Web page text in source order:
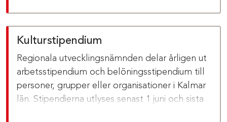
Kulturstipendium
Regionala utvecklingsnämnden delar årligen ut
arbetsstipendium och belöningsstipendium till
personer, grupper eller organisationer i Kalmar
län. Stipendierna utlyses senast 1 juni och sista